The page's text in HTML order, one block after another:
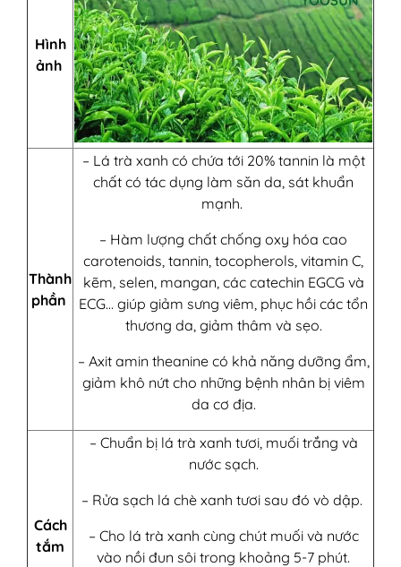
Hình
ảnh
Thành
phần
– Lá trà xanh có chứa tới 20% tannin là một
chất có tác dụng làm săn da, sát khuẩn
mạnh.
– Hàm lượng chất chống oxy hóa cao
carotenoids, tannin, tocopherols, vitamin C,
kẽm, selen, mangan, các catechin EGCG và
ECG… giúp giảm sưng viêm, phục hồi các tổn
thương da, giảm thâm và sẹo.
– Axit amin theanine có khả năng dưỡng ẩm,
giảm khô nứt cho những bệnh nhân bị viêm
da cơ địa.
Cách
tắm
– Chuẩn bị lá trà xanh tươi, muối trắng và
nước sạch.
– Rửa sạch lá chè xanh tươi sau đó vò dập.
– Cho lá trà xanh cùng chút muối và nước
vào nồi đun sôi trong khoảng 5-7 phút.